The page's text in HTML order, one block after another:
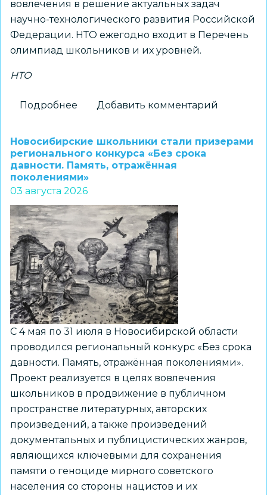
вовлечения в решение актуальных задач
научно-технологического развития Российской
Федерации. НТО ежегодно входит в Перечень
олимпиад школьников и их уровней.
НТО
Подробнее
на
получение
статуса
«Площадка
НТО»
2026–
2027
учебного
года
Добавить комментарий
Новосибирские школьники стали призерами
регионального конкурса «Без срока
давности. Память, отражённая
поколениями»
03 августа 2026
С 4 мая по 31 июля в Новосибирской области
проводился региональный конкурс «Без срока
давности. Память, отражённая поколениями».
Проект реализуется в целях вовлечения
школьников в продвижение в публичном
пространстве литературных, авторских
произведений, а также произведений
документальных и публицистических жанров,
являющихся ключевыми для сохранения
памяти о геноциде мирного советского
населения со стороны нацистов и их